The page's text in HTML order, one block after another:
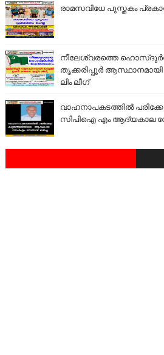
രാമസവിധേ പുസ്തകം
നീലേശ്വരത്തെ
തൃക്കരിപ്പൂർ
ലിം ലീഗ്
വാഹനാപകടത്തിൽ
സിപിഐ എം ആദ്യകാല